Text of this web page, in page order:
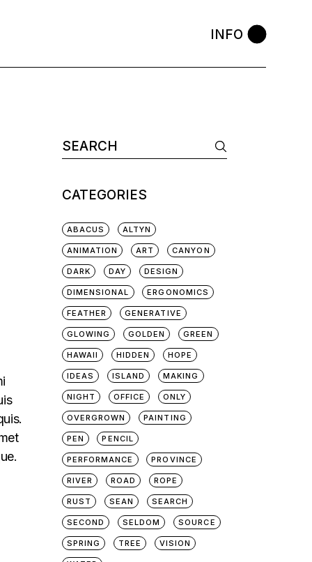
INFO
CATEGORIES
ABACUS ALTYN
ANIMATION ART CANYON
DARK DAY DESIGN
DIMENSIONAL ERGONOMICS
FEATHER GENERATIVE
GLOWING GOLDEN GREEN
HAWAII HIDDEN HOPE
IDEAS ISLAND MAKING
NIGHT OFFICE ONLY
OVERGROWN PAINTING
PEN PENCIL
PERFORMANCE PROVINCE
RIVER ROAD ROPE
RUST SEAN SEARCH
SECOND SELDOM SOURCE
SPRING TREE VISION